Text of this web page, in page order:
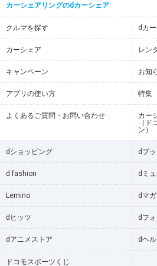
カーシェアリングのdカーシェア
クルマを探す dカ
カーシェア レン
キャンペーン お知
アプリの使い方 特集
よくあるご質問・お問い合わせ
カー
（
ン）
dショッピング dブッ
d fashion dミ
Lemino dマ
dヒッツ dフォ
dアニメストア dヘ
ドコモスポーツくじ